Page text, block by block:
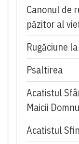
Canonul de
păzitor al
Rugăciune
Psaltirea
Acatistul
Maicii
Acatistul